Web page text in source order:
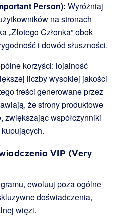
Person): Wyróżniaj
na stronach
„Złotego Członka” obok
i dowód słuszności.
korzyści: lojalność
liczby wysokiej jakości
treści generowane przez
że strony produktowe
zwiększając współczynniki
VIP (Very
ewoluuj poza ogólne
doświadczenia,
więzi.